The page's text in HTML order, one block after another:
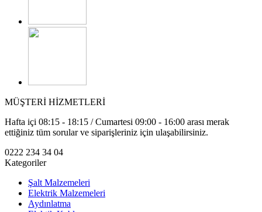
MÜŞTERİ HİZMETLERİ
Hafta içi 08:15 - 18:15 / Cumartesi 09:00 - 16:00 arası merak
ettiğiniz tüm sorular ve siparişleriniz için ulaşabilirsiniz.
0222 234 34 04
Kategoriler
Şalt Malzemeleri
Elektrik Malzemeleri
Aydınlatma